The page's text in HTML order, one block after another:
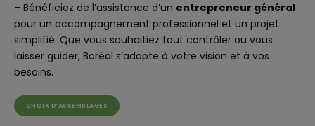
– Bénéficiez de l’assistance d’un entrepreneur général
pour un accompagnement professionnel et un projet
simplifié. Que vous souhaitiez tout contrôler ou vous
laisser guider, Boréal s’adapte à votre vision et à vos
besoins.
CHOIX D’ASSEMBLAGES